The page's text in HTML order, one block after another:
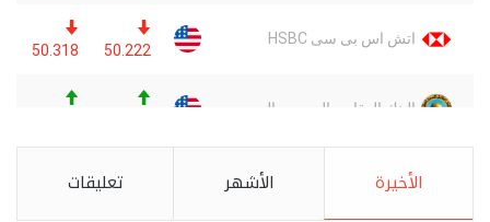
الأخيرة الأشهر تعليقات